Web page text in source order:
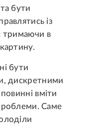
бути
із
тримаючи в
бути
дискретними
вміти
Саме